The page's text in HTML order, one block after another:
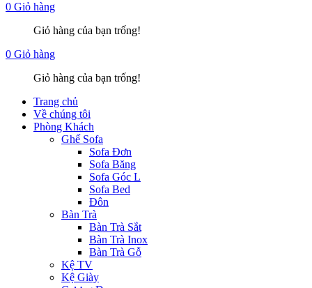
0 Giỏ hàng
Giỏ hàng của bạn trống!
0 Giỏ hàng
Giỏ hàng của bạn trống!
Trang chủ
Về chúng tôi
Phòng Khách
Ghế Sofa
Sofa Đơn
Sofa Băng
Sofa Góc L
Sofa Bed
Đôn
Bàn Trà
Bàn Trà Sắt
Bàn Trà Inox
Bàn Trà Gỗ
Kệ TV
Kệ Giày